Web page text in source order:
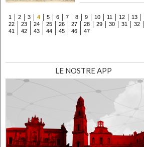
1 2 3 4 5 6 7 8 9 10 11 12 13
22
23 24 25 26 27 28 29 30 31 32
41
42 43 44 45 46
47
LE NOSTRE APP